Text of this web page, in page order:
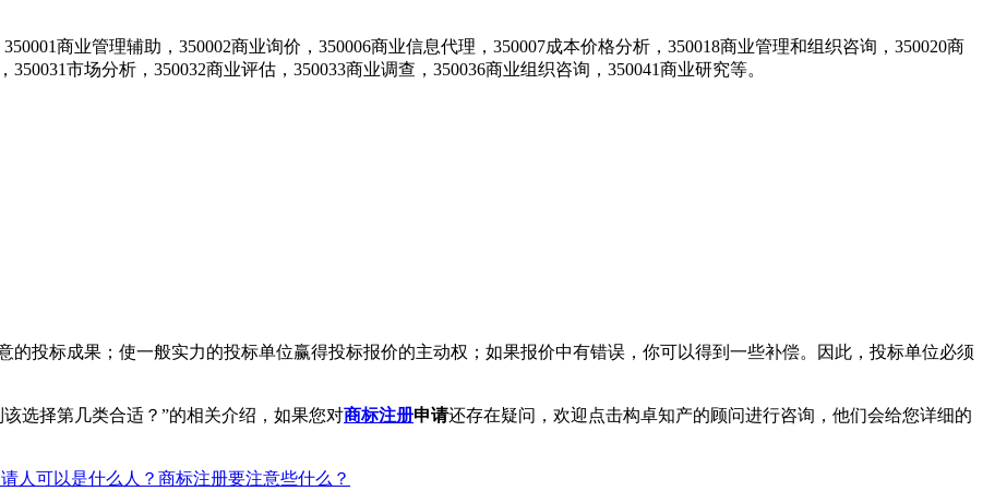
商业管理辅助，350002商业询价，350006商业信息代理，350007成本价格分析，350018商业管理和组织咨询，350020商
市场分析，350032商业评估，350033商业调查，350036商业组织咨询，350041商业研究等。
标成果；使一般实力的投标单位赢得投标报价的主动权；如果报价中有错误，你可以得到一些补偿。因此，投标单位必须
该选择第几类合适？”的相关介绍，如果您对商标注册申请还存在疑问，欢迎点击构卓知产的顾问进行咨询，他们会给您详细的
人可以是什么人？商标注册要注意些什么？